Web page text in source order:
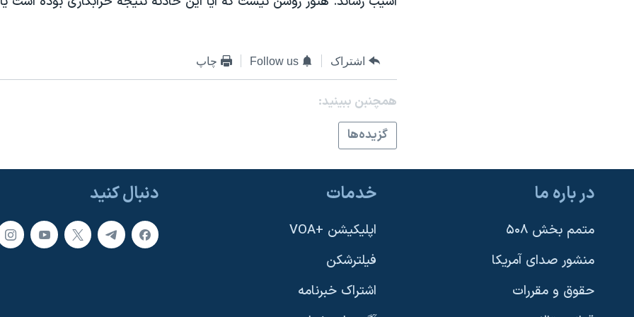
اشتراک Follow us چاپ
همچنبن ببینید:
گزيده‌ها
دنبال کنید در باره ما
متمم بخش ۵۰۸
منشور صدای آمریکا
حقوق و مقررات
خدمات
اپلیکیشن +VOA
فیلترشکن
اشتراک خبرنامه